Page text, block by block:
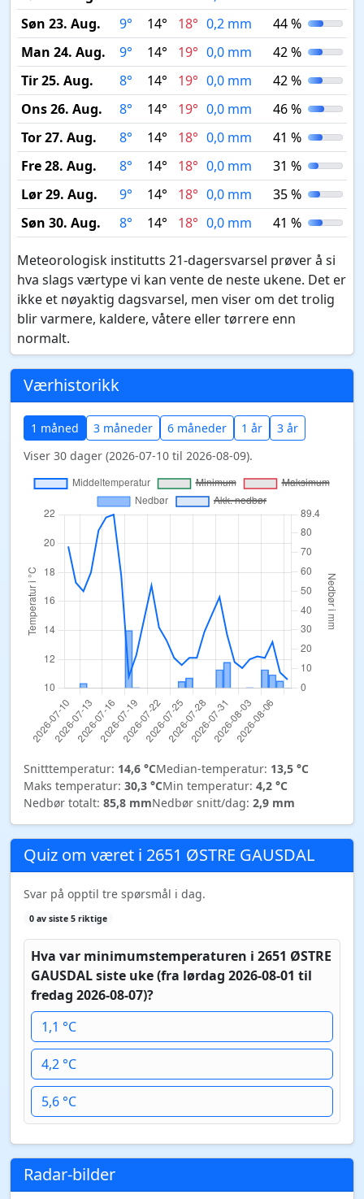
Søn 23. Aug.
9° 14° 18° 0,2 mm
44 %
Man 24. Aug.
9° 14° 19° 0,0 mm
42 %
Tir 25. Aug.
8° 14° 19° 0,0 mm
42 %
Ons 26. Aug.
8° 14° 19° 0,0 mm
46 %
Tor 27. Aug.
8° 14° 18° 0,0 mm
41 %
Fre 28. Aug.
8° 14° 18° 0,0 mm
31 %
Lør 29. Aug.
9° 14° 18° 0,0 mm
35 %
Søn 30. Aug.
8° 14° 18° 0,0 mm 41 %
Meteorologisk institutts 21-dagersvarsel prøver å si
hva slags værtype vi kan vente de neste ukene. Det er
ikke et nøyaktig dagsvarsel, men viser om det trolig
blir varmere, kaldere, våtere eller tørrere enn
normalt.
Værhistorikk
1 måned 3 måneder 6 måneder 1 år
3 år
Viser 30 dager (2026-07-10 til 2026-08-09).
Snitttemperatur: 14,6 °CMedian-temperatur: 13,5 °C
Maks temperatur: 30,3 °CMin temperatur: 4,2 °C
Nedbør totalt: 85,8 mmNedbør snitt/dag: 2,9 mm
Quiz om været i 2651 ØSTRE GAUSDAL
Svar på opptil tre spørsmål i dag.
0 av siste 5 riktige
Hva var minimumstemperaturen i 2651 ØSTRE
GAUSDAL siste uke (fra lørdag 2026-08-01 til
fredag 2026-08-07)?
1,1 °C
4,2 °C
5,6 °C
Radar-bilder